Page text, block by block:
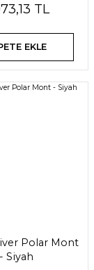
TL
EKLE
Polar Mont
- Siyah